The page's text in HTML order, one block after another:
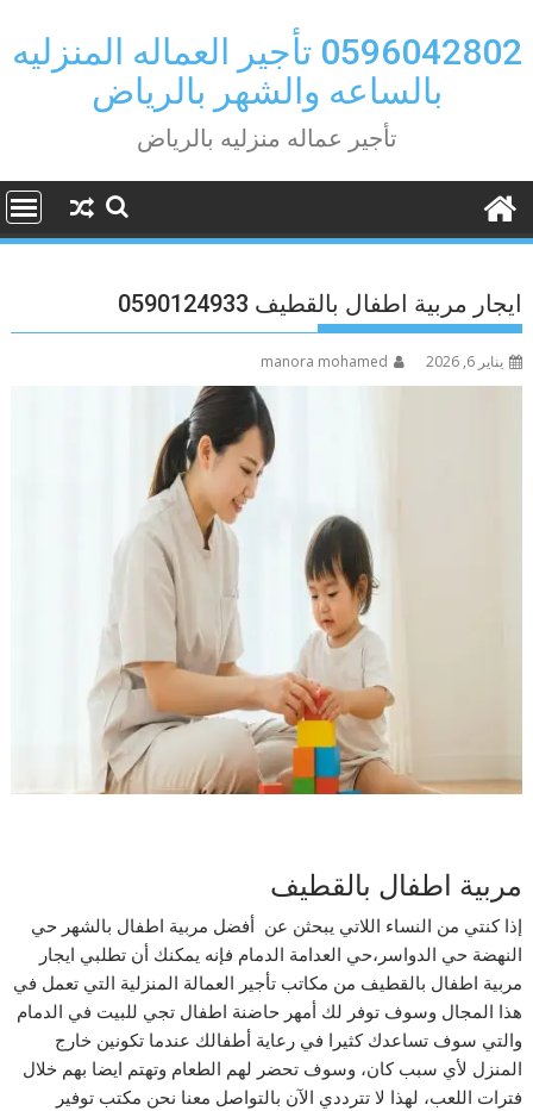
to
content
0596042802 تأجير العماله المنزليه
بالساعه والشهر بالرياض
تأجير عماله منزليه بالرياض
ايجار مربية اطفال بالقطيف 0590124933
يناير 6, 2026 manora mohamed
مربية اطفال بالقطيف
إذا كنتي من النساء اللاتي يبحثن عن أفضل مربية اطفال بالشهر حي
النهضة حي الدواسر،حي العدامة الدمام فإنه يمكنك أن تطلبي ايجار
مربية اطفال بالقطيف من مكاتب تأجير العمالة المنزلية التي تعمل في
هذا المجال وسوف توفر لك أمهر حاضنة اطفال تجي للبيت في الدمام
والتي سوف تساعدك كثيرا في رعاية أطفالك عندما تكونين خارج
المنزل لأي سبب كان، وسوف تحضر لهم الطعام وتهتم ايضا بهم خلال
فترات اللعب، لهذا لا تترددي الآن بالتواصل معنا نحن مكتب توفير